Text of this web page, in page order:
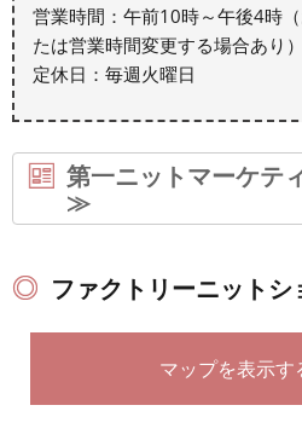
営業時間：午前10時～午後4時
たは営業時間変更する場合あり）
定休日：毎週火曜日
第一ニットマーケテ
≫
ファクトリーニット
マップを表示す